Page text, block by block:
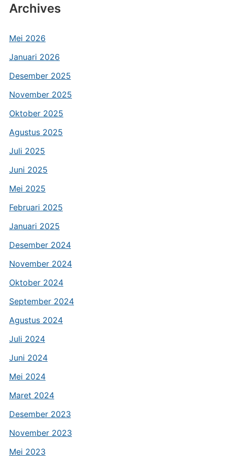
Archives
Mei 2026
Januari 2026
Desember 2025
November 2025
Oktober 2025
Agustus 2025
Juli 2025
Juni 2025
Mei 2025
Februari 2025
Januari 2025
Desember 2024
November 2024
Oktober 2024
September 2024
Agustus 2024
Juli 2024
Juni 2024
Mei 2024
Maret 2024
Desember 2023
November 2023
Mei 2023